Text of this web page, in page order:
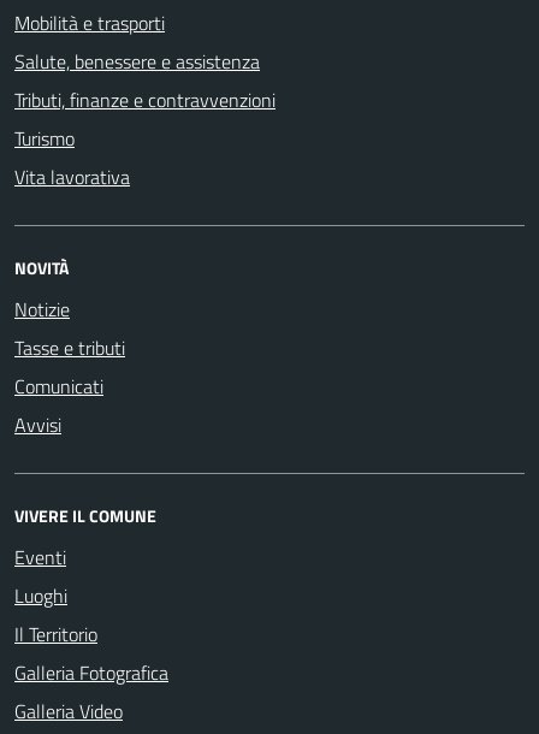
Mobilità e trasporti
Salute, benessere e assistenza
Tributi, finanze e contravvenzioni
Turismo
Vita lavorativa
NOVITÀ
Notizie
Tasse e tributi
Comunicati
Avvisi
VIVERE IL COMUNE
Eventi
Luoghi
Il Territorio
Galleria Fotografica
Galleria Video